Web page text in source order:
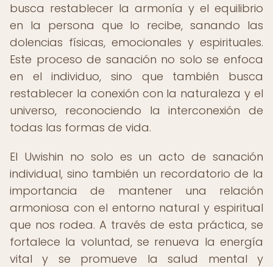
busca restablecer la armonía y el equilibrio
en la persona que lo recibe, sanando las
dolencias físicas, emocionales y espirituales.
Este proceso de sanación no solo se enfoca
en el individuo, sino que también busca
restablecer la conexión con la naturaleza y el
universo, reconociendo la interconexión de
todas las formas de vida.
El Uwishin no solo es un acto de sanación
individual, sino también un recordatorio de la
importancia de mantener una relación
armoniosa con el entorno natural y espiritual
que nos rodea. A través de esta práctica, se
fortalece la voluntad, se renueva la energía
vital y se promueve la salud mental y